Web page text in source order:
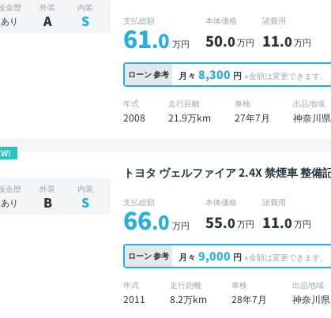
ドア 7人乗り
金歴
あり
外装
A
内装
S 支払総額
61.0 万円
本体価格
50.0万円
諸費用
11.0万円
ローン参考 月々 8,300 円 ※金額は変更できます。
年式
2008
走行距離
21.9万km
車検
27年7月
出品地域
神奈川県
トヨタ ヴェルファイア 2.4X 禁煙車 整備記録簿あり 販売店オプションナビ TV 3列シート スマー
金歴
あり
外装
B
内装
S 支払総額
66.0 万円
本体価格
55.0万円
諸費用
11.0万円
ローン参考 月々 9,000 円 ※金額は変更できます。
年式
2011
走行距離
8.2万km
車検
28年7月
出品地域
神奈川県